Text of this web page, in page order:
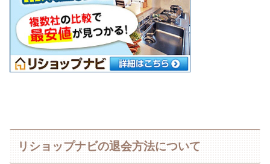
リショップナビの退会方法について